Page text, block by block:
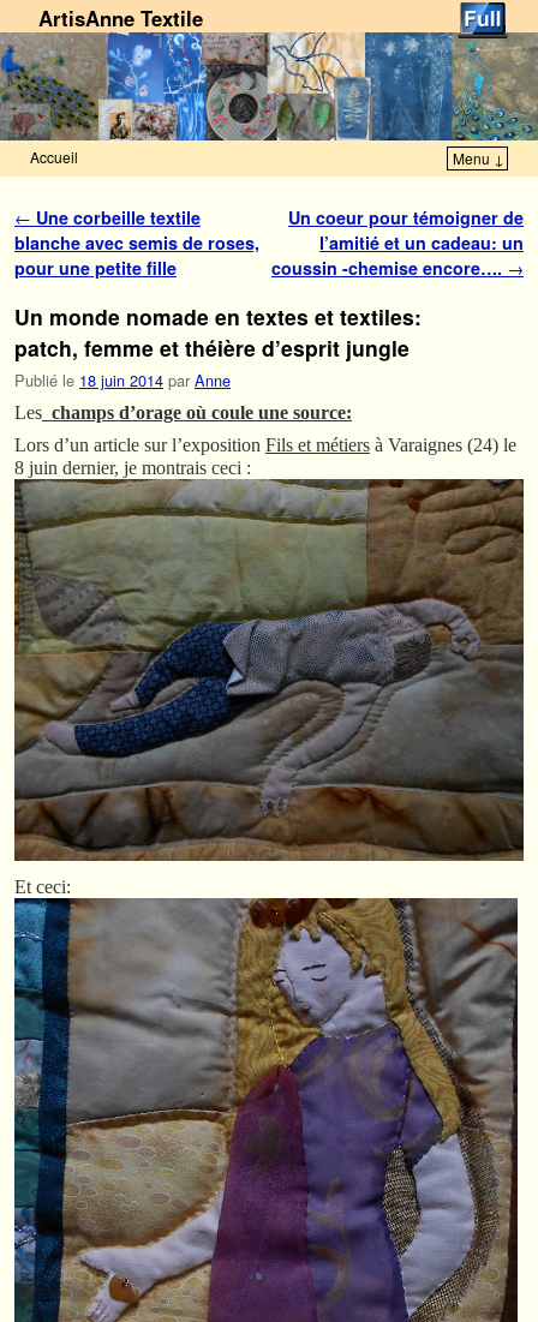
ArtisAnne Textile
Accueil Menu ↓
Navigation des articles
← Une corbeille textile
blanche avec semis de roses,
pour une petite fille
Un coeur pour témoigner de
l’amitié et un cadeau: un
coussin -chemise encore…. →
Un monde nomade en textes et textiles:
patch, femme et théière d’esprit jungle
Publié le 18 juin 2014 par Anne
Les champs d’orage où coule une source:
Lors d’un article sur l’exposition Fils et métiers à Varaignes (24) le
8 juin dernier, je montrais ceci :
Et ceci: